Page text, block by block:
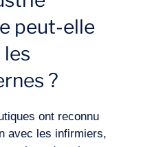
peut-elle
?
ont reconnu
avec les infirmiers,